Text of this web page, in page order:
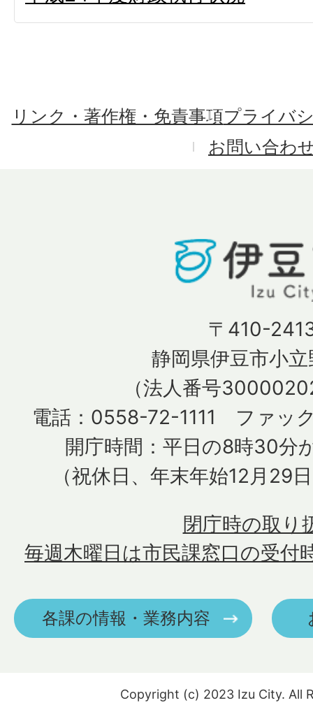
リンク・著作権・免責事項プライバ
お問い合わ
〒410-
静岡県伊豆市小
（法人番号
電話：0558-72-1111 ファッ
開庁時間：平日の8時30分
（祝休日、年末年始12月29
毎週木曜日は市民課窓口の受付
閉庁時の取り
各課の情報・業務内容
Copyright (c) 2023 Izu City. All